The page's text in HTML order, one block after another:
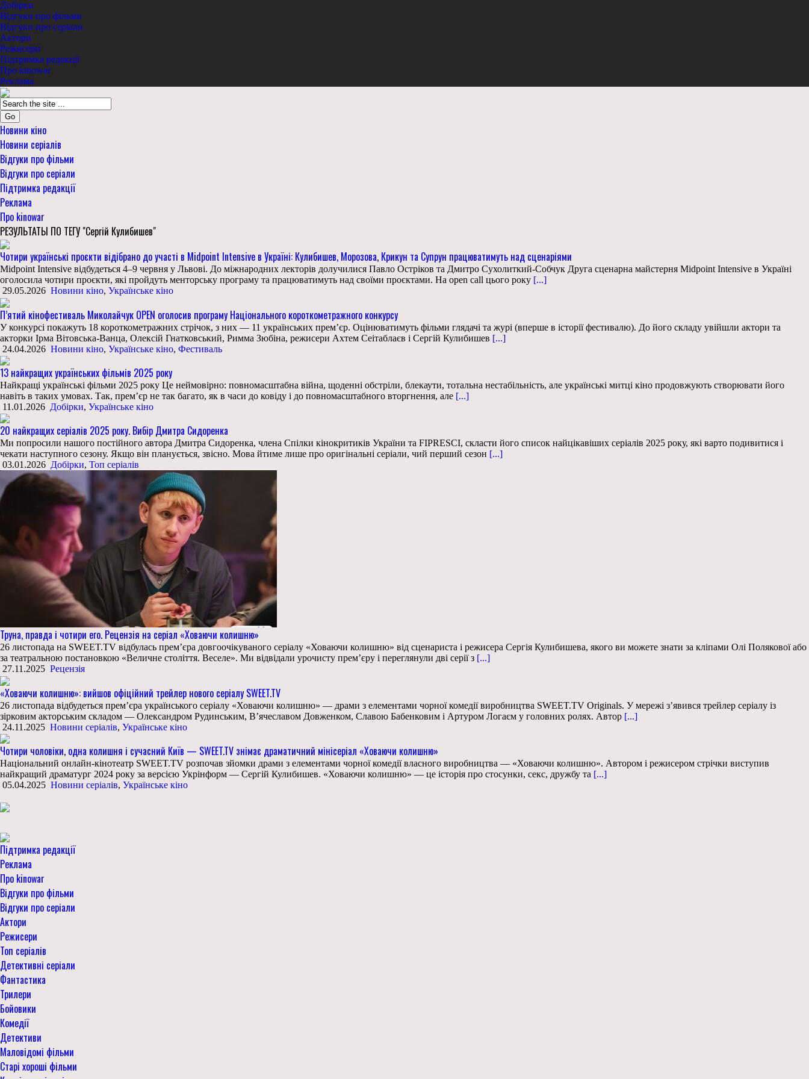
Добірки
Відгуки про фільми
Відгуки про серіали
Актори
Режисери
Підтримка редакції
Про kinowar
Реклама
Go
Новини кіно
Новини серіалів
Відгуки про фільми
Відгуки про серіали
Підтримка редакції
Реклама
Про kinowar
РЕЗУЛЬТАТЫ ПО ТЕГУ "Сергій Кулибишев"
Чотири українські проєкти відібрано до участі в Midpoint Intensive в Україні: Кулибишев, Морозова, Крикун та Супрун працюватимуть над сценаріями
Midpoint Intensive відбудеться 4–9 червня у Львові. До міжнародних лекторів долучилися Павло Остріков та Дмитро Сухолиткий-Собчук Друга сценарна майстерня Midpoint Intensive в Україні
оголосила чотири проєкти, які пройдуть менторську програму та працюватимуть над своїми проєктами. На open call цього року [...]
29.05.2026 Новини кіно, Українське кіно
П’ятий кінофестиваль Миколайчук OPEN оголосив програму Національного короткометражного конкурсу
У конкурсі покажуть 18 короткометражних стрічок, з них — 11 українських прем’єр. Оцінюватимуть фільми глядачі та журі (вперше в історії фестивалю). До його складу увійшли актори та
акторки Ірма Вітовська-Ванца, Олексій Гнатковський, Римма Зюбіна, режисери Ахтем Сеітаблаєв і Сергій Кулибишев [...]
24.04.2026 Новини кіно, Українське кіно, Фестиваль
13 найкращих українських фільмів 2025 року
Найкращі українські фільми 2025 року Це неймовірно: повномасштабна війна, щоденні обстріли, блекаути, тотальна нестабільність, але українські митці кіно продовжують створювати його
навіть в таких умовах. Так, прем’єр не так багато, як в часи до ковіду і до повномасштабного вторгнення, але [...]
11.01.2026 Добірки, Українське кіно
20 найкращих серіалів 2025 року. Вибір Дмитра Сидоренка
Ми попросили нашого постійного автора Дмитра Сидоренка, члена Спілки кінокритиків України та FIPRESCI, скласти його список найцікавіших серіалів 2025 року, які варто подивитися і
чекати наступного сезону. Якщо він планується, звісно. Мова йтиме лише про оригінальні серіали, чий перший сезон [...]
03.01.2026 Добірки, Топ серіалів
Труна, правда і чотири его. Рецензія на серіал «Ховаючи колишню»
26 листопада на SWEET.TV відбулась прем’єра довгоочікуваного серіалу «Ховаючи колишню» від сценариста і режисера Сергія Кулибишева, якого ви можете знати за кліпами Олі Полякової або
за театральною постановкою «Величне століття. Веселе». Ми відвідали урочисту прем’єру і переглянули дві серії з [...]
27.11.2025 Рецензія
«Ховаючи колишню»: вийшов офіційний трейлер нового серіалу SWEET.TV
26 листопада відбудеться премʼєра українського серіалу «Ховаючи колишню» — драми з елементами чорної комедії виробництва SWEET.TV Originals. У мережі з’явився трейлер серіалу із
зірковим акторським складом — Олександром Рудинським, В’ячеславом Довженком, Славою Бабенковим і Артуром Логаєм у головних ролях. Автор [...]
24.11.2025 Новини серіалів, Українське кіно
Чотири чоловіки, одна колишня і сучасний Київ — SWEET.TV знімає драматичний мінісеріал «Ховаючи колишню»
Національний онлайн-кінотеатр SWEET.TV розпочав зйомки драми з елементами чорної комедії власного виробництва — «Ховаючи колишню». Автором і режисером стрічки виступив
найкращий драматург 2024 року за версією Укрінформ — Сергій Кулибишев. «Ховаючи колишню» — це історія про стосунки, секс, дружбу та [...]
05.04.2025 Новини серіалів, Українське кіно
Підтримка редакції
Реклама
Про kinowar
Відгуки про фільми
Відгуки про серіали
Актори
Режисери
Топ серіалів
Детективні серіали
Фантастика
Трилери
Бойовики
Комедії
Детективи
Маловідомі фільми
Старі хороші фільми